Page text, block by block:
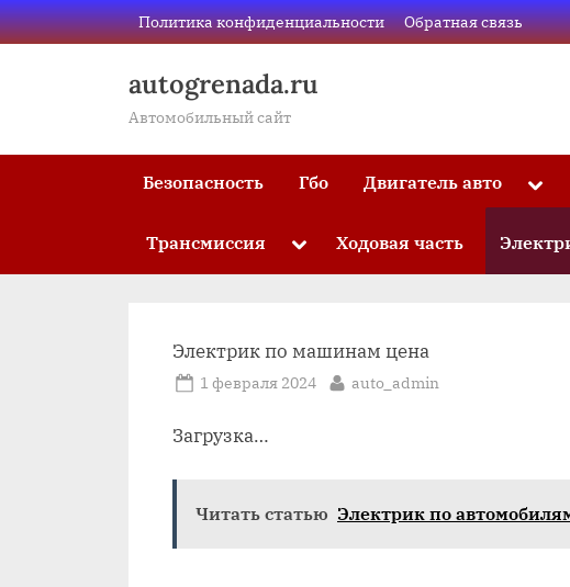
Skip
to
Политика конфиденциальности Обратная связь
autogrenada.ru
Автомобильный сайт
Безопасность Гбо Двигатель авто
sub-
Трансмиссия Toggle
menu
Ходовая часть
Электрик по машинам цена
Posted
1 февраля 2024 By
auto_admin
Загрузка…
Читать статью Электрик по